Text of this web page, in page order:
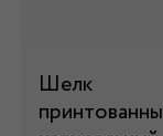
Шелк